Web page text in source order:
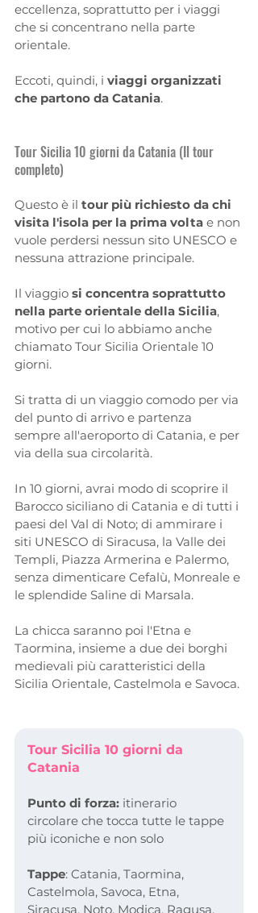
eccellenza, soprattutto per i viaggi
che si concentrano nella parte
orientale.
Eccoti, quindi, i viaggi organizzati
che partono da Catania.
Tour Sicilia 10 giorni da Catania (Il tour
completo)
Questo è il tour più richiesto da chi
visita l'isola per la prima volta e non
vuole perdersi nessun sito UNESCO e
nessuna attrazione principale.
Il viaggio si concentra soprattutto
nella parte orientale della Sicilia,
motivo per cui lo abbiamo anche
chiamato Tour Sicilia Orientale 10
giorni.
Si tratta di un viaggio comodo per via
del punto di arrivo e partenza
sempre all'aeroporto di Catania, e per
via della sua circolarità.
In 10 giorni, avrai modo di scoprire il
Barocco siciliano di Catania e di tutti i
paesi del Val di Noto; di ammirare i
siti UNESCO di Siracusa, la Valle dei
Templi, Piazza Armerina e Palermo,
senza dimenticare Cefalù, Monreale e
le splendide Saline di Marsala.
La chicca saranno poi l'Etna e
Taormina, insieme a due dei borghi
medievali più caratteristici della
Sicilia Orientale, Castelmola e Savoca.
Tour Sicilia 10 giorni da
Catania
Punto di forza: itinerario
circolare che tocca tutte le tappe
più iconiche e non solo
Tappe: Catania, Taormina,
Castelmola, Savoca, Etna,
Siracusa, Noto, Modica, Ragusa,